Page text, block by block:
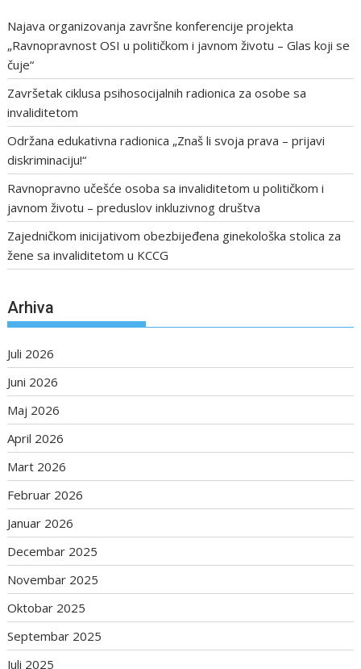
Najava organizovanja završne konferencije projekta
„Ravnopravnost OSI u političkom i javnom životu – Glas koji se
čuje“
Završetak ciklusa psihosocijalnih radionica za osobe sa
invaliditetom
Održana edukativna radionica „Znaš li svoja prava – prijavi
diskriminaciju!“
Ravnopravno učešće osoba sa invaliditetom u političkom i
javnom životu – preduslov inkluzivnog društva
Zajedničkom inicijativom obezbijeđena ginekološka stolica za
žene sa invaliditetom u KCCG
Arhiva
Juli 2026
Juni 2026
Maj 2026
April 2026
Mart 2026
Februar 2026
Januar 2026
Decembar 2025
Novembar 2025
Oktobar 2025
Septembar 2025
Juli 2025